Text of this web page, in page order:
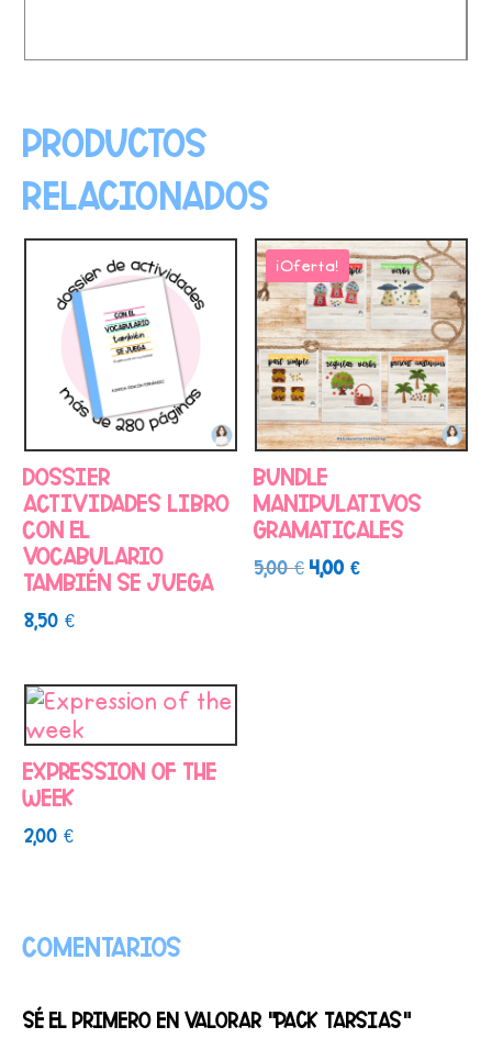
Productos
relacionados
Dossier
actividades libro
Con el
vocabulario
también se juega
8,50€
¡Oferta!
Bundle
manipulativos
gramaticales
5,00€ El
4,00€El
Expression of the
week
2,00€
Comentarios
Sé el primero en valorar “Pack tarsias”